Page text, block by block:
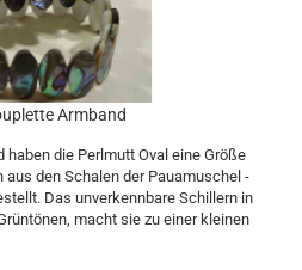
Armband
haben die Perlmutt Oval eine Größe
aus den Schalen der Pauamuschel -
Das unverkennbare Schillern in
macht sie zu einer kleinen